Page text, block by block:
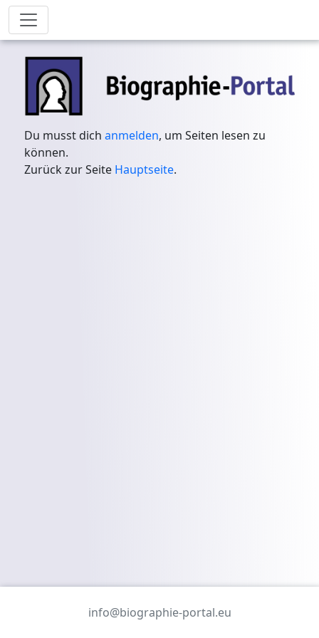
Du musst dichanmelden, um Seiten lesen zu
können.
Zurück zur Seite Hauptseite.
info@biographie-portal.eu